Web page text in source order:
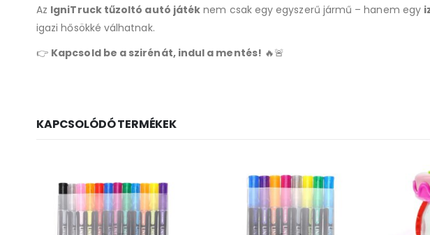
Az IgniTruck tűzoltó autó játék nem csak egy egyszerű jármű – hanem egy
igazi hősökké válhatnak.
👉 Kapcsold be a szirénát, indul a mentés! 🔥🚨
KAPCSOLÓDÓ TERMÉKEK